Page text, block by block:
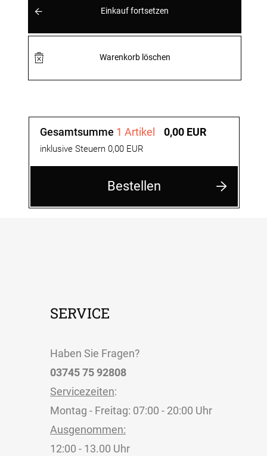
Einkauf fortsetzen
Warenkorb löschen
Gesamtsumme 1 Artikel
inklusive Steuern 0,00 EUR
0,00 EUR
Bestellen
SERVICE
Haben Sie Fragen?
03745 75 92808
Servicezeiten:
Montag - Freitag: 07:00 - 20:00 Uhr
Ausgenommen:
12:00 - 13.00 Uhr